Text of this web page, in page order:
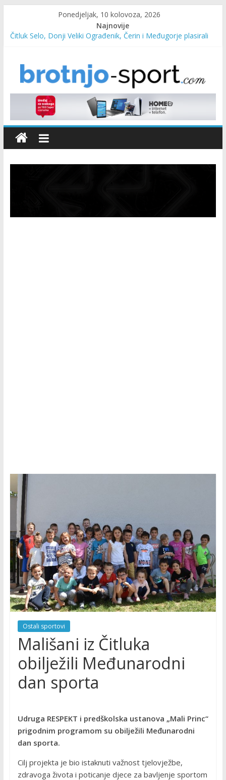
Ponedjeljak, 10 kolovoza, 2026
Najnovije
Čitluk Selo, Donji Veliki Ograđenik, Čerin i Međugorje plasirali
Marin Čilić napredovao na ATP ljestvici
Poznati polufinalisti MNL MZ općine Čitluk – Brotnjo 2026.
Predsjednica Vlade Marija Buhač, ministar Ivo Bevanda i
načelnik Marin Radišić čestitali organizatoricama na realizaciji
sportsko edukativnog kampa “Izlazi vani”
Ostali sportovi
Mališani iz Čitluka
obilježili Međunarodni
dan sporta
Udruga RESPEKT i predškolska ustanova „Mali Princ“
prigodnim programom su obilježili Međunarodni
dan sporta.
Cilj projekta je bio istaknuti važnost tjelovježbe,
zdravoga života i poticanje djece za bavljenje sportom